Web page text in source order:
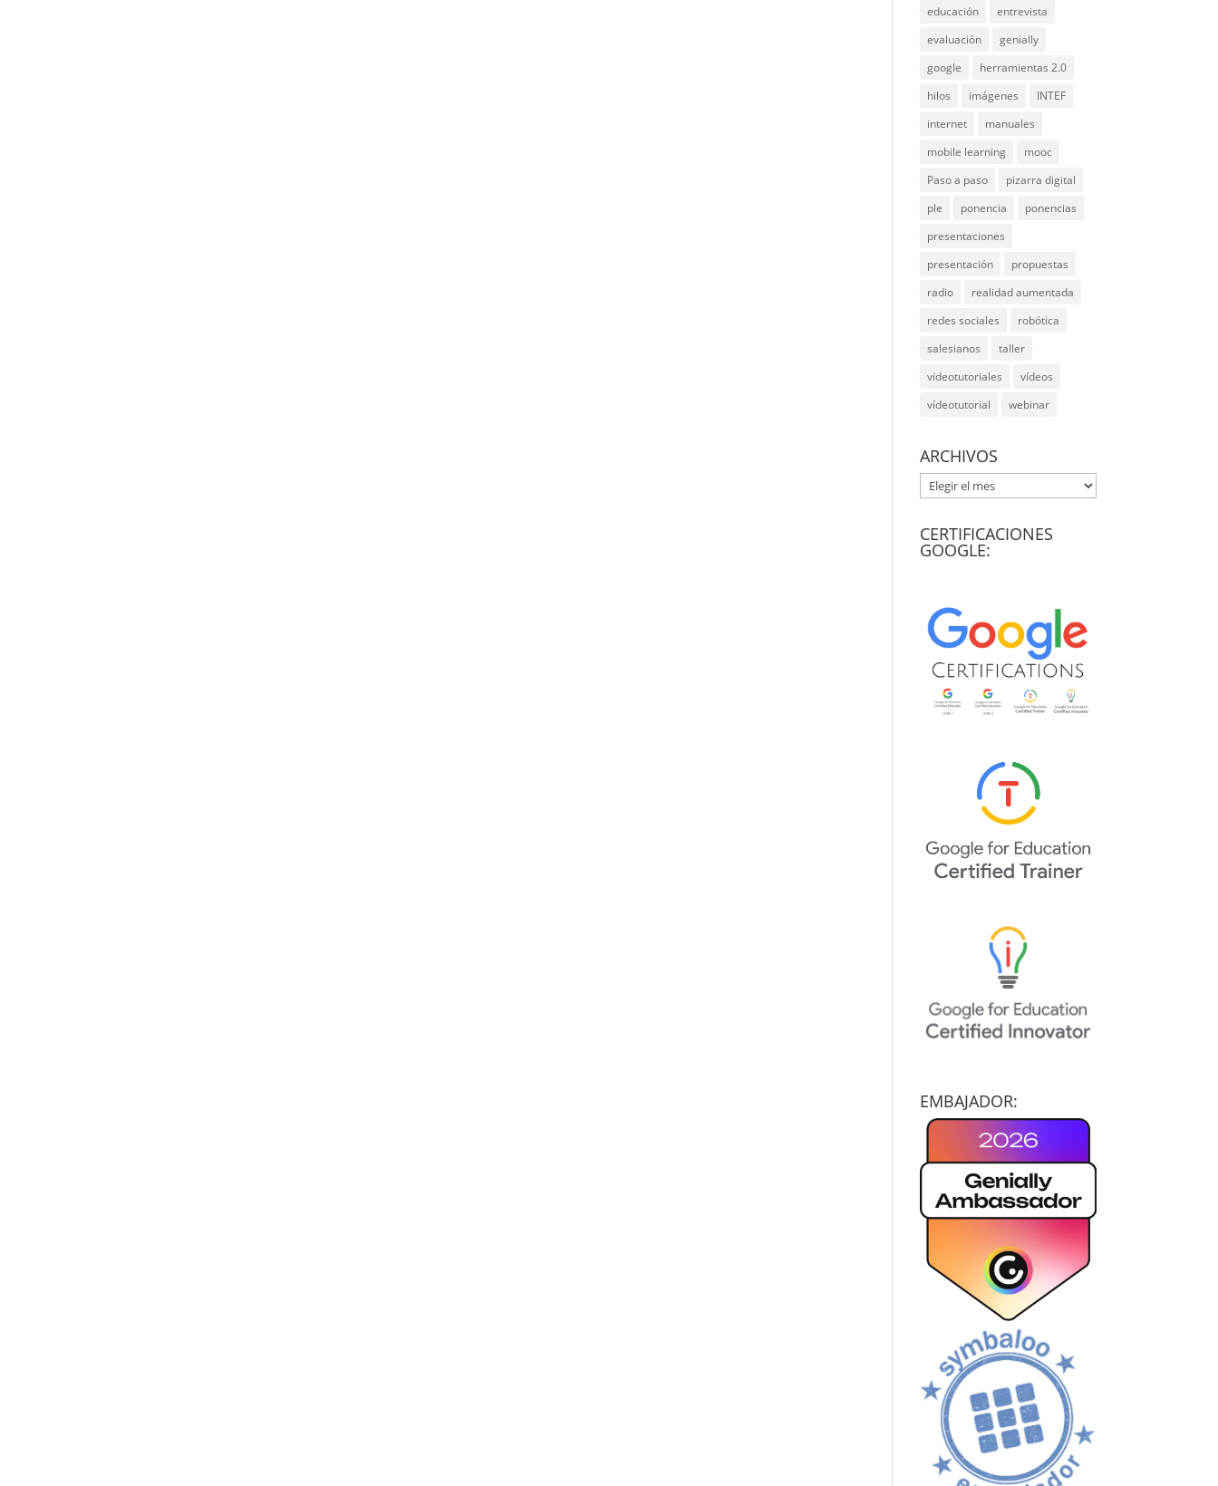
educación
entrevista
evaluación
genially
google
herramientas 2.0
hilos
imágenes
INTEF
internet
manuales
mobile learning
mooc
Paso a paso
pizarra digital
ple
ponencia
ponencias
presentaciones
presentación
propuestas
radio
realidad aumentada
redes sociales
robótica
salesianos
taller
videotutoriales
vídeos
vídeotutorial
webinar
ARCHIVOS
ARCHIVOS
CERTIFICACIONES
GOOGLE:
EMBAJADOR: